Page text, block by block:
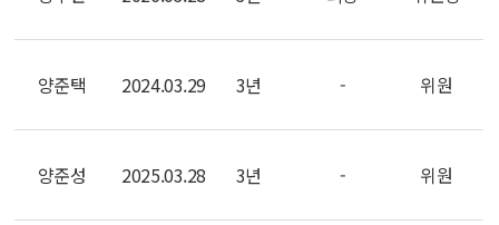
양준택 2024.03.29 3년 - 위원
양준성 2025.03.28 3년 - 위원